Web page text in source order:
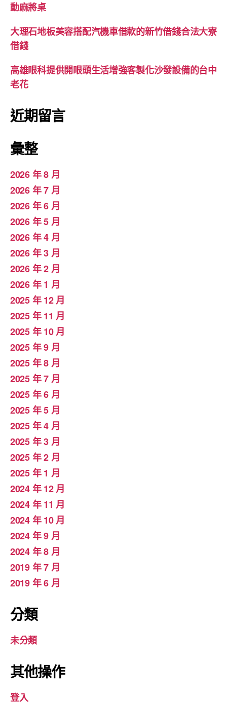
動麻將桌
大理石地板美容搭配汽機車借款的新竹借錢合法大寮
借錢
高雄眼科提供開眼頭生活增強客製化沙發設備的台中
老花
近期留言
彙整
2026 年 8 月
2026 年 7 月
2026 年 6 月
2026 年 5 月
2026 年 4 月
2026 年 3 月
2026 年 2 月
2026 年 1 月
2025 年 12 月
2025 年 11 月
2025 年 10 月
2025 年 9 月
2025 年 8 月
2025 年 7 月
2025 年 6 月
2025 年 5 月
2025 年 4 月
2025 年 3 月
2025 年 2 月
2025 年 1 月
2024 年 12 月
2024 年 11 月
2024 年 10 月
2024 年 9 月
2024 年 8 月
2019 年 7 月
2019 年 6 月
分類
未分類
其他操作
登入